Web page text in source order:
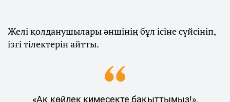
Желі қолданушылары әншінің бұл ісіне сүйсініп,
ізгі тілектерін айтты.
«Ақ көйлек кимесекте бақыттымыз!»,